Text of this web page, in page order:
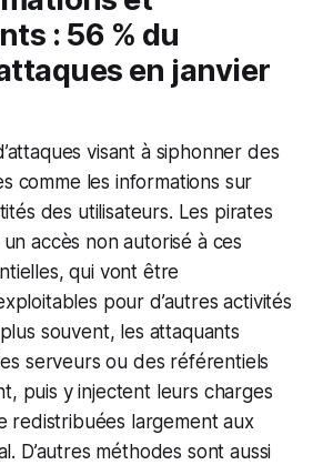
: 56 % du
en janvier
visant à siphonner des
comme les informations sur
des utilisateurs. Les pirates
accès non autorisé à ces
qui vont être
pour d’autres activités
souvent, les attaquants
serveurs ou des référentiels
puis y injectent leurs charges
redistribuées largement aux
D’autres méthodes sont aussi